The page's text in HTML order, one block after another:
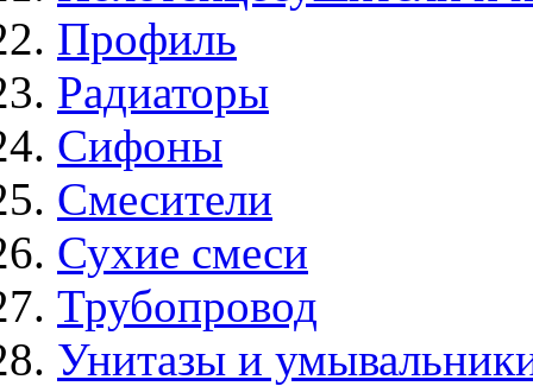
Профиль
Радиаторы
Сифоны
Смесители
Сухие смеси
Трубопровод
Унитазы и